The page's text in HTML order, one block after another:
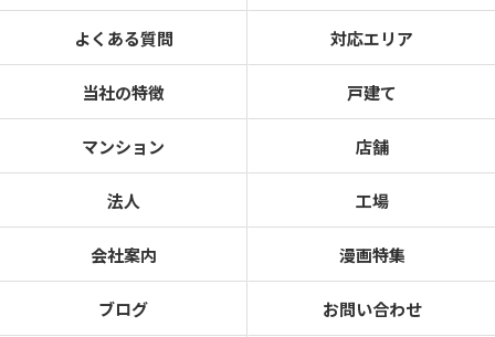
よくある質問 対応エリア
当社の特徴 戸建て
マンション 店舗
法人 工場
会社案内 漫画特集
ブログ お問い合わせ